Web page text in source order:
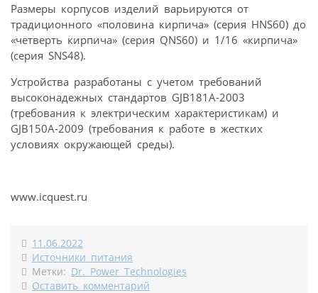
Размеры корпусов изделий варьируются от
традиционного «половина кирпича» (серия HNS60) до
«четверть кирпича» (серия QNS60) и 1/16 «кирпича»
(серия SNS48).
Устройства разработаны с учетом требований
высоконадежных стандартов GJB181A-2003
(требования к электрическим характеристикам) и
GJB150A-2009 (требования к работе в жестких
условиях окружающей среды).
www.icquest.ru
11.06.2022
Источники питания
Метки: Dr. Power Technologies
Оставить комментарий